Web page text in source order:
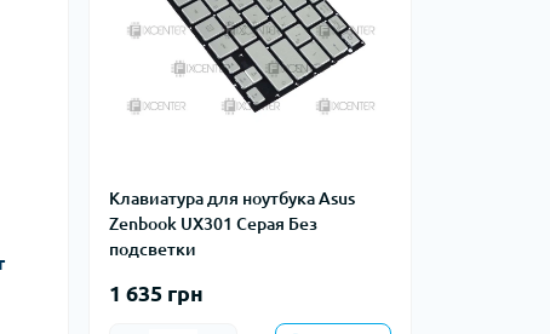
Клавиатура для ноутбука Asus
Zenbook UX301 Серая Без
подсветки
1 635 грн